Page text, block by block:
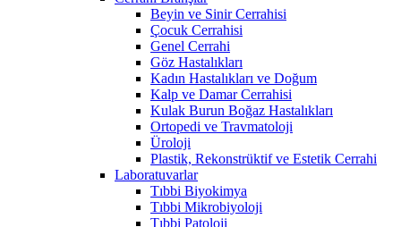
Beyin ve Sinir Cerrahisi
Çocuk Cerrahisi
Genel Cerrahi
Göz Hastalıkları
Kadın Hastalıkları ve Doğum
Kalp ve Damar Cerrahisi
Kulak Burun Boğaz Hastalıkları
Ortopedi ve Travmatoloji
Üroloji
Plastik, Rekonstrüktif ve Estetik Cerrahi
Laboratuvarlar
Tıbbi Biyokimya
Tıbbi Mikrobiyoloji
Tıbbi Patoloji